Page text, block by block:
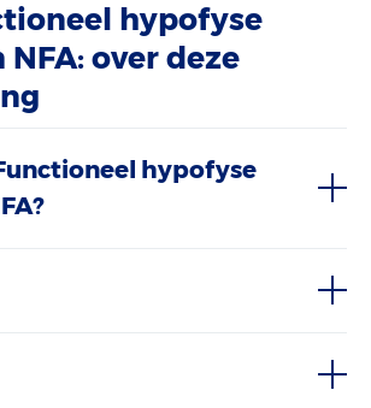
hypofyse
over deze
hypofyse